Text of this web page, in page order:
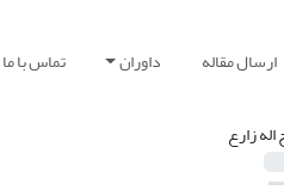
ارسال مقاله داوران تماس با ما
زارع